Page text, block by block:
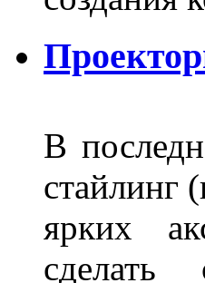
В
стайлинг
ярких